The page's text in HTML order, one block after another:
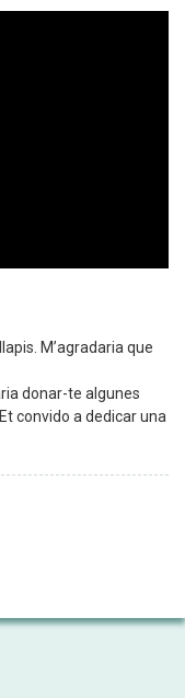
M’agradaria que
donar-te algunes
convido a dedicar una